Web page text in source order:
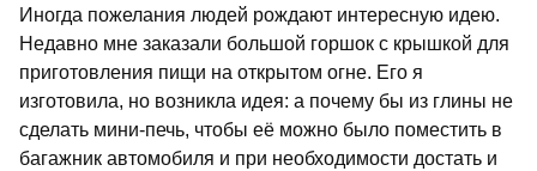
Иногда пожелания людей рождают интересную идею.
Недавно мне заказали большой горшок с крышкой для
приготовления пищи на открытом огне. Его я
изготовила, но возникла идея: а почему бы из глины не
сделать мини-печь, чтобы её можно было поместить в
багажник автомобиля и при необходимости достать и